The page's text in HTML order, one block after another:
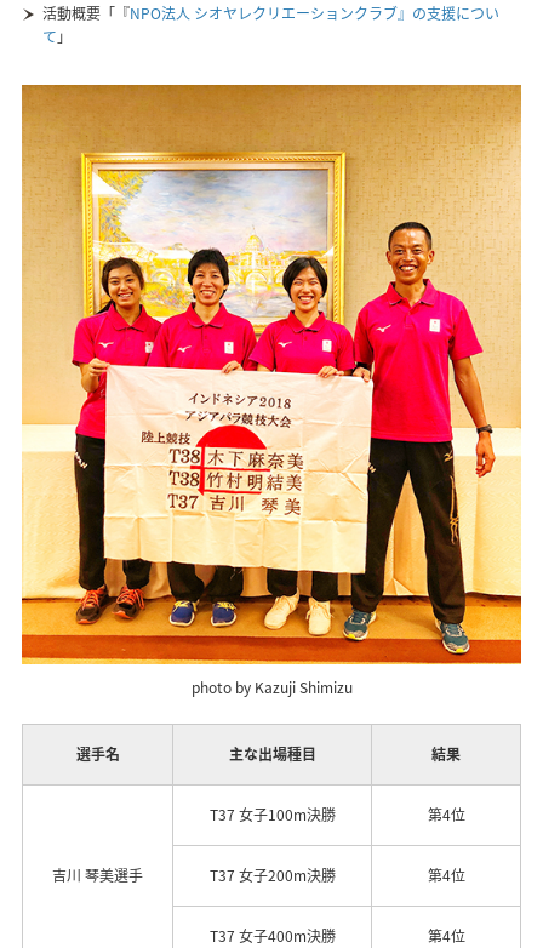
活動概要「『NPO法人 シオヤレクリエーションクラブ』の支援につい
て 」
photo by Kazuji Shimizu
選手名 主な出場種目 結果
吉川 琴美選手
T37 女子100m決勝 第4位
T37 女子200m決勝 第4位
T37 女子400m決勝 第4位